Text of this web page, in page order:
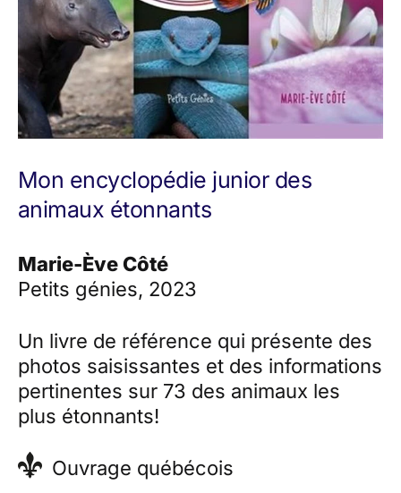
Mon encyclopédie junior des
animaux étonnants
Marie-Ève Côté
Petits génies, 2023
Un livre de référence qui présente des
photos saisissantes et des informations
pertinentes sur 73 des animaux les
plus étonnants!
Ouvrage québécois